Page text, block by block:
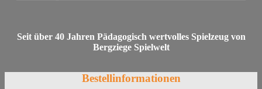
Seit über 40 Jahren Pädagogisch wertvolles Spielzeug von
Bergziege Spielwelt
Bestellinformationen